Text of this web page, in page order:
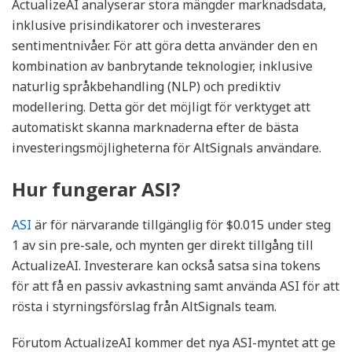
ActualizeAI analyserar stora mängder marknadsdata,
inklusive prisindikatorer och investerares
sentimentnivåer. För att göra detta använder den en
kombination av banbrytande teknologier, inklusive
naturlig språkbehandling (NLP) och prediktiv
modellering. Detta gör det möjligt för verktyget att
automatiskt skanna marknaderna efter de bästa
investeringsmöjligheterna för AltSignals användare.
Hur fungerar ASI?
ASI är för närvarande tillgänglig för $0.015 under steg
1 av sin pre-sale, och mynten ger direkt tillgång till
ActualizeAI. Investerare kan också satsa sina tokens
för att få en passiv avkastning samt använda ASI för att
rösta i styrningsförslag från AltSignals team.
Förutom ActualizeAI kommer det nya ASI-myntet att ge